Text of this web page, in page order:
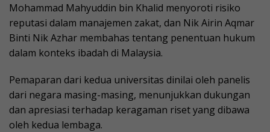
Mohammad Mahyuddin bin Khalid menyoroti risiko
reputasi dalam manajemen zakat, dan Nik Airin Aqmar
Binti Nik Azhar membahas tentang penentuan hukum
dalam konteks ibadah di Malaysia.
Pemaparan dari kedua universitas dinilai oleh panelis
dari negara masing-masing, menunjukkan dukungan
dan apresiasi terhadap keragaman riset yang dibawa
oleh kedua lembaga.